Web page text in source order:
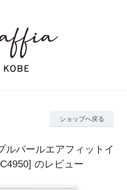
ショップへ戻る
ルパールエアフィットイ
のレビュー